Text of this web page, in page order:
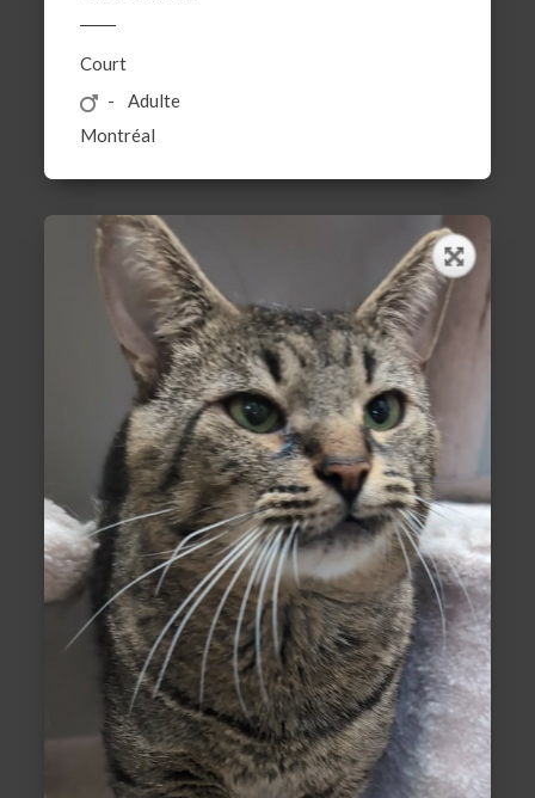
Court
Adulte
Montréal